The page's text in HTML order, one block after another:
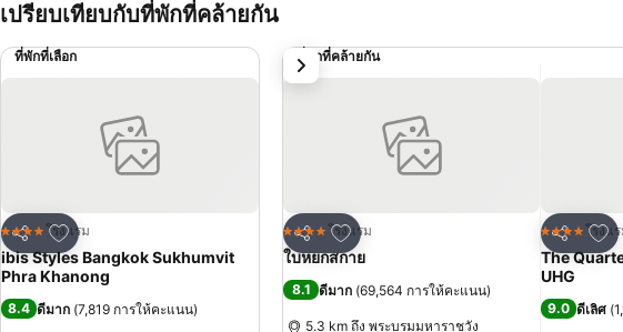
เปรียบเทียบกับที่พักที่คล้ายกัน
ที่พักที่เลือก
แชร์
เพิ่มในรายการโปรด
4 ดาว โรงแรม
ibis Styles Bangkok Sukhumvit
Phra Khanong
8.4 ดีมาก (7,819 การให้คะแนน)
ที่พักที่คล้ายกัน
แชร์
เพิ่มในรายการโปรด
4 ดาว โรงแรม
ใบหยกสกาย
8.1 ดีมาก (69,564 การให้คะแนน)
5.3 km ถึง พระบรมมหาราชวัง
แชร์
เพิ่ม
4 ดาว โรงแ
The
UHG
9.0 ดีเลิศ (
ถัดไป